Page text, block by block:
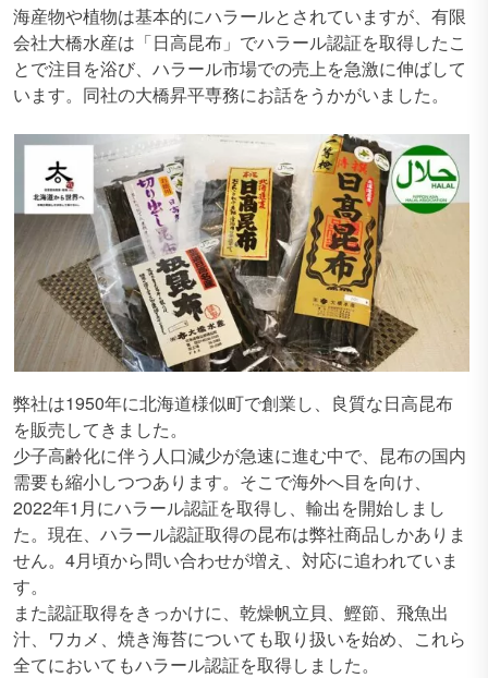
海産物や植物は基本的にハラールとされていますが、有限
会社大橋水産は「日高昆布」でハラール認証を取得したこ
とで注目を浴び、ハラール市場での売上を急激に伸ばして
います。同社の大橋昇平専務にお話をうかがいました。
弊社は1950年に北海道様似町で創業し、良質な日高昆布
を販売してきました。
少子高齢化に伴う人口減少が急速に進む中で、昆布の国内
需要も縮小しつつあります。そこで海外へ目を向け、
2022年1月にハラール認証を取得し、輸出を開始しまし
た。現在、ハラール認証取得の昆布は弊社商品しかありま
せん。4月頃から問い合わせが増え、対応に追われていま
す。
また認証取得をきっかけに、乾燥帆立貝、鰹節、飛魚出
汁、ワカメ、焼き海苔についても取り扱いを始め、これら
全てにおいてもハラール認証を取得しました。